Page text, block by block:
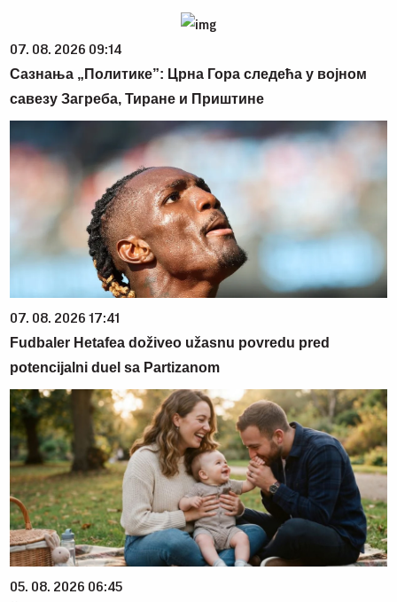
07. 08. 2026 09:14
Сазнања „Политике”: Црна Гора следећа у војном
савезу Загреба, Тиране и Приштине
07. 08. 2026 17:41
Fudbaler Hetafea doživeo užasnu povredu pred
potencijalni duel sa Partizanom
05. 08. 2026 06:45